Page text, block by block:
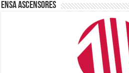
ENSA Ascensores